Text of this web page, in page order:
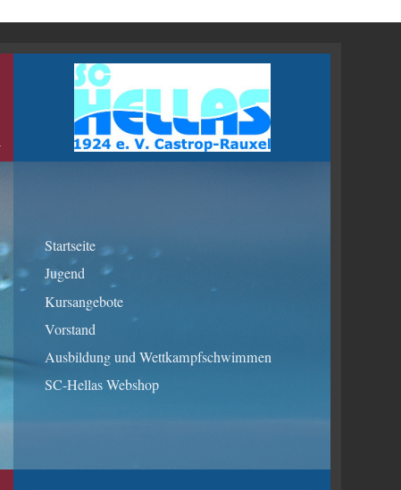
Startseite
Jugend
Kursangebote
Vorstand
Ausbildung und Wettkampfschwimmen
SC-Hellas Webshop